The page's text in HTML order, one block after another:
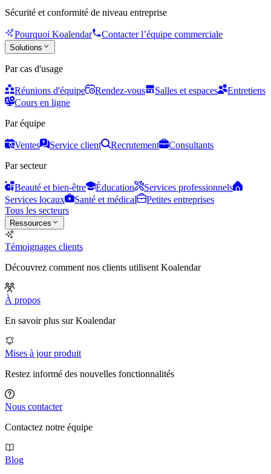
Sécurité et conformité de niveau entreprise
Pourquoi Koalendar Contacter l’équipe commerciale
Solutions
Par cas d'usage
Réunions d'équipe Rendez-vous Salles et espaces
Entretiens
Cours en ligne
Par équipe
Ventes Service client Recrutement
Consultants
Par secteur
Beauté et bien-être Éducation
Services professionnels
Services locaux
Santé et médical
Petites entreprises
Tous les secteurs
Ressources
Témoignages clients
Découvrez comment nos clients utilisent Koalendar
À propos
En savoir plus sur Koalendar
Mises à jour produit
Restez informé des nouvelles fonctionnalités
Nous contacter
Contactez notre équipe
Blog